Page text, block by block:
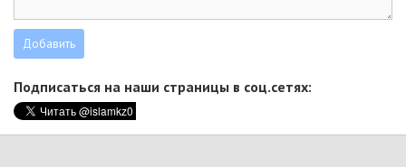
Подписаться на наши страницы в соц.сетях: